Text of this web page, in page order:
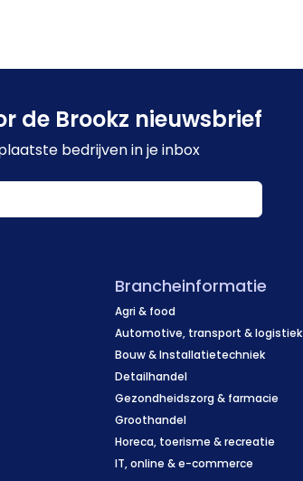
de Brookz nieuwsbrief
bedrijven in je inbox
Brancheinformatie
Agri & food
Automotive, transport & logistiek
Bouw & Installatietechniek
Detailhandel
Gezondheidszorg & farmacie
Groothandel
Horeca, toerisme & recreatie
IT, online & e-commerce